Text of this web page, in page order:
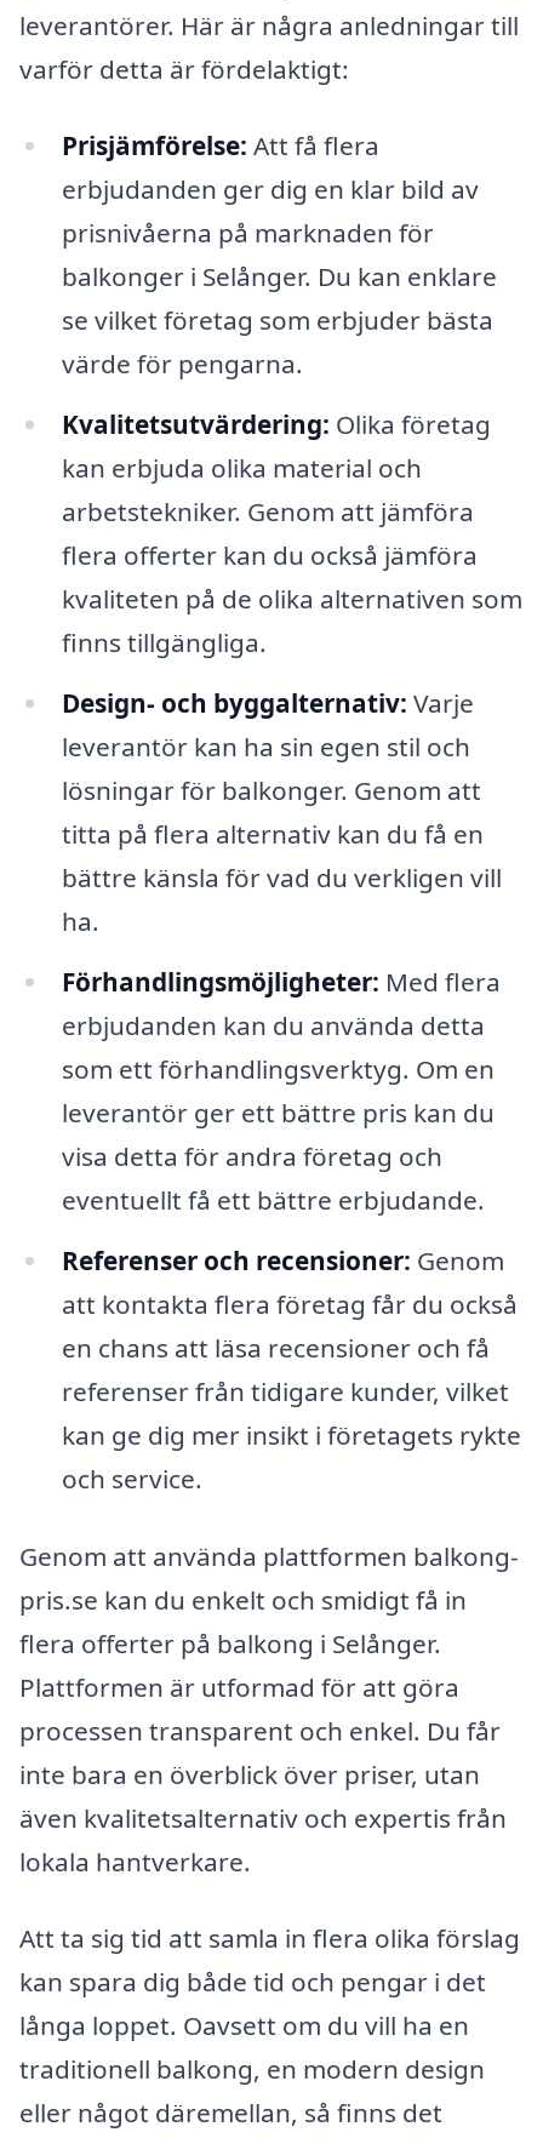
leverantörer. Här är några anledningar till
varför detta är fördelaktigt:
Prisjämförelse: Att få flera
erbjudanden ger dig en klar bild av
prisnivåerna på marknaden för
balkonger i Selånger. Du kan enklare
se vilket företag som erbjuder bästa
värde för pengarna.
Kvalitetsutvärdering: Olika företag
kan erbjuda olika material och
arbetstekniker. Genom att jämföra
flera offerter kan du också jämföra
kvaliteten på de olika alternativen som
finns tillgängliga.
Design- och byggalternativ: Varje
leverantör kan ha sin egen stil och
lösningar för balkonger. Genom att
titta på flera alternativ kan du få en
bättre känsla för vad du verkligen vill
ha.
Förhandlingsmöjligheter: Med flera
erbjudanden kan du använda detta
som ett förhandlingsverktyg. Om en
leverantör ger ett bättre pris kan du
visa detta för andra företag och
eventuellt få ett bättre erbjudande.
Referenser och recensioner: Genom
att kontakta flera företag får du också
en chans att läsa recensioner och få
referenser från tidigare kunder, vilket
kan ge dig mer insikt i företagets rykte
och service.
Genom att använda plattformen balkong-
pris.se kan du enkelt och smidigt få in
flera offerter på balkong i Selånger.
Plattformen är utformad för att göra
processen transparent och enkel. Du får
inte bara en överblick över priser, utan
även kvalitetsalternativ och expertis från
lokala hantverkare.
Att ta sig tid att samla in flera olika förslag
kan spara dig både tid och pengar i det
långa loppet. Oavsett om du vill ha en
traditionell balkong, en modern design
eller något däremellan, så finns det